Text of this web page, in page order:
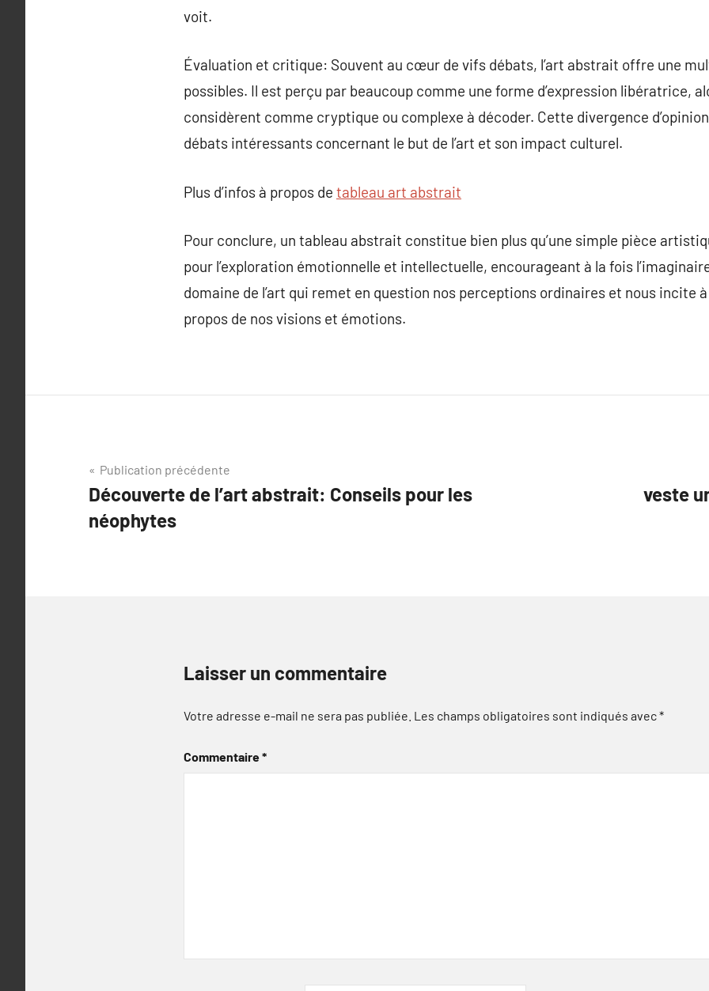
voit.
Évaluation et critique: Souvent au cœur de vifs débats, l’art abstrait offre une
possibles. Il est perçu par beaucoup comme une forme d’expression libératrice,
considèrent comme cryptique ou complexe à décoder. Cette divergence
débats intéressants concernant le but de l’art et son impact culturel.
Plus d’infos à propos de tableau art abstrait
Pour conclure, un tableau abstrait constitue bien plus qu’une simple pièce
pour l’exploration émotionnelle et intellectuelle, encourageant à la fois
domaine de l’art qui remet en question nos perceptions ordinaires et nous incite
propos de nos visions et émotions.
Navigation
de
l’article
Publication précédente
Découverte de l’art abstrait: Conseils pour les
néophytes
veste
Laisser un commentaire
Votre adresse e-mail ne sera pas publiée. Les champs obligatoires sont indiqués avec*
Commentaire*